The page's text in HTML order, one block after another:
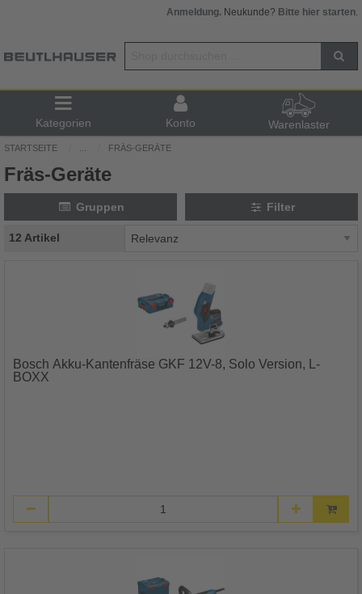
Anmeldung. Neukunde? Bitte hier starten.
Kategorien Konto Warenlaster
STARTSEITE FRÄS-GERÄTE
Fräs-Geräte
Gruppen Filter
12 Artikel
Bosch Akku-Kantenfräse GKF 12V-8, Solo Version, L-
BOXX